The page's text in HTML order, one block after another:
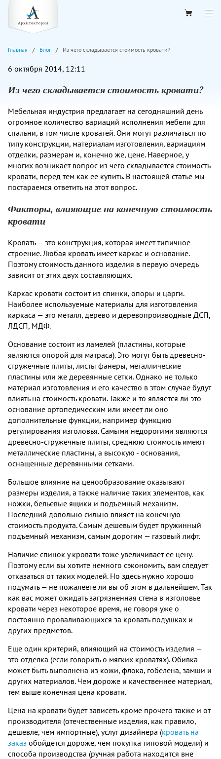
Главная Блог Из чего складывается стоимость кровати?
6 октября 2014, 12:11
Из чего складывается стоимость кровати?
Мебельная индустрия предлагает на сегодняшний день
огромное количество вариаций исполнения мебели для
спальни, в том числе кроватей. Они могут различаться по
типу конструкции, материалам изготовления, вариациям
отделки, размерам и, конечно же, цене. Наверное, у
многих возникает вопрос из чего складывается стоимость
кровати, перед тем как ее купить. В настоящей статье мы
постараемся ответить на этот вопрос.
Факторы, влияющие на конечную стоимость
кровати
Кровать — это конструкция, которая имеет типичное
строение. Любая кровать имеет каркас и основание.
Поэтому стоимость данного изделия в первую очередь
зависит от этих двух составляющих.
Каркас кровати состоит из спинки, опоры и царги.
Наиболее используемые материалы для изготовления
каркаса — это металл, дерево и деревопроизводные ДСП,
ЛДСП, МДФ.
Основание состоит из ламелей (пластины, которые
являются опорой для матраса). Это могут быть древесно-
стружечные плиты, листы фанеры, металлические
пластины или же деревянные сетки. Однако не только
материал изготовления и его качество в этом случае будут
влиять на стоимость кровати. Также и то является ли это
основание ортопедическим или имеет ли оно
дополнительные функции, например функцию
регулирования изголовья. Самыми недорогими являются
древесно-стружечные плиты, среднюю стоимость имеют
металлические пластины, а высокую - основания,
оснащенные деревянными сетками.
Большое влияние на ценообразование оказывают
размеры изделия, а также наличие таких элементов, как
ножки, бельевые ящики и подъемный механизм.
Последний довольно сильно влияет на конечную
стоимость продукта. Самым дешевым будет пружинный
подъемный механизм, самым дорогим — газовый лифт.
Наличие спинок у кровати тоже увеличивает ее цену.
Поэтому если вы хотите немного сэкономить, вам следует
отказаться от таких моделей. Но здесь нужно хорошо
подумать — не пожалеете ли вы об этом в дальнейшем. Так
как вас может ожидать загрязненная стена в изголовье
кровати через некоторое время, не говоря уже о
постоянно проваливающихся за кровать подушках и
других предметов.
Еще один критерий, влияющий на стоимость изделия —
это отделка (если говорить о мягких кроватях). Обивка
может быть выполнена из кожи, флока, гобелена, замши и
других материалов. Чем дороже и качественнее материал,
тем выше конечная цена кровати.
Цена на кровати будет зависеть кроме прочего также и от
производителя (отечественные изделия, как правило,
дешевле, чем импортные), услуг дизайнера (кровать на
заказ обойдется дороже, чем покупка типовой модели) и
способа производства (ручная работа находится вне